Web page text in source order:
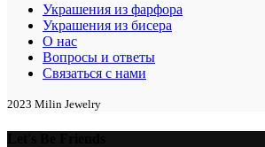
Украшения из фарфора
Украшения из бисера
О нас
Вопросы и ответы
Связаться с нами
2023 Milin Jewelry